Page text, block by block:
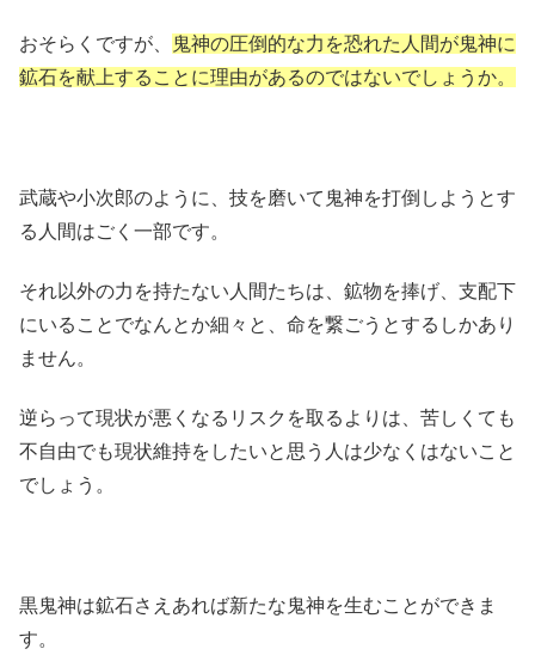
おそらくですが、
鬼神の圧倒的な力を恐れた人間が鬼神に
鉱石を献上することに理由があるのではないでしょうか。
武蔵や小次郎のように、技を磨いて鬼神を打倒しようとす
る人間はごく一部です。
それ以外の力を持たない人間たちは、鉱物を捧げ、支配下
にいることでなんとか細々と、命を繋ごうとするしかあり
ません。
逆らって現状が悪くなるリスクを取るよりは、苦しくても
不自由でも現状維持をしたいと思う人は少なくはないこと
でしょう。
黒鬼神は鉱石さえあれば新たな鬼神を生むことができま
す。